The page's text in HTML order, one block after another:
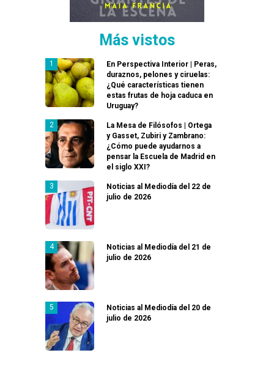
Más vistos
En Perspectiva Interior | Peras,
duraznos, pelones y ciruelas:
¿Qué características tienen
estas frutas de hoja caduca en
Uruguay?
La Mesa de Filósofos | Ortega
y Gasset, Zubiri y Zambrano:
¿Cómo puede ayudarnos a
pensar la Escuela de Madrid en
el siglo XXI?
Noticias al Mediodía del 22 de
julio de 2026
Noticias al Mediodía del 21 de
julio de 2026
Noticias al Mediodía del 20 de
julio de 2026